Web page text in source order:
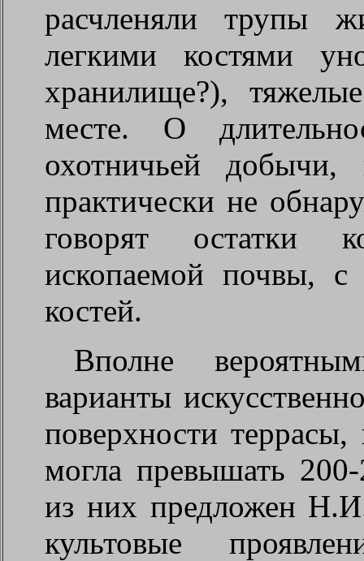
расчленяли трупы
легкими костями
хранилище?),
месте. О
охотничьей добычи,
практически не
говорят остатки
ископаемой почвы, с
костей.
Вполне
варианты
поверхности
могла превышать
из них предложен
культовые